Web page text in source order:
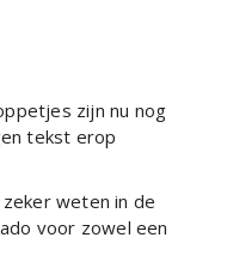
zijn nu nog
tekst erop
weten in de
voor zowel een